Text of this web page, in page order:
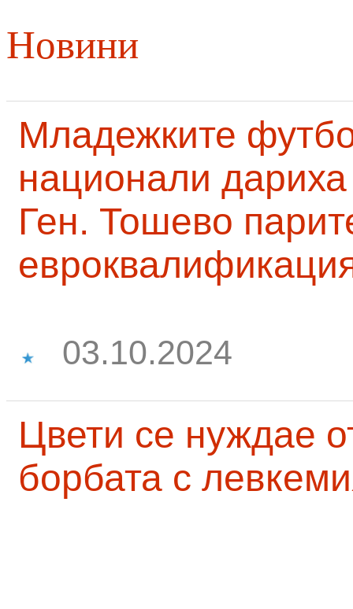
Новини
Младежките
национали
Ген. Тошево
03.10.2024
Цвети се нуждае
борбата с